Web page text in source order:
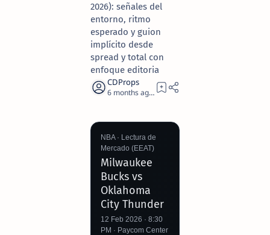
2026): señales del
entorno, ritmo
esperado y guion
implícito desde
spread y total con
enfoque editoria
6 months ago 17
NBA · Lectura de
Mercado (EEAT)
Milwaukee
Bucks vs
Oklahoma
City Thunder
12 Feb 2026 · 8:30
PM · Paycom Center